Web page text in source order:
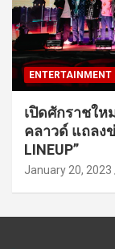
ENTERTAINMENT
เปิดศักราชใ
คลาวด์ แถลงข่
LINEUP”
January 20, 2023